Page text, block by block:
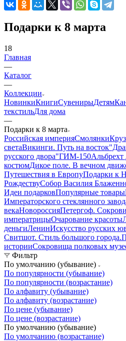
Подарки к 8 марта
18
Главная
—
Каталог
—
Коллекции
НовинкиКнигиСувенирыДетям
текстильДля дома
—
Подарки к 8 марта
Российская империяСмолянки
светаВикинги. Путь на восток
русского двора"ГИМ-150
костюмДикое поле. В вечном
Путешествия в ЕвропуПодарки к
РождествуСобор Василия
Идеи подарковПопулярные товары
Императорского стеклянного
векаНовороссияПетергоф.
императрицыОчарование красоты
деньгиЛенинИскусство русских
Свитшот. Стиль большого города.
историиСокровища полковых
Фильтр
По умолчанию (убывание)
По популярности (убывание)
По популярности (возрастание)
По алфавиту (убывание)
По алфавиту (возрастание)
По цене (убывание)
По цене (возрастание)
По умолчанию (убывание)
По умолчанию (возрастание)